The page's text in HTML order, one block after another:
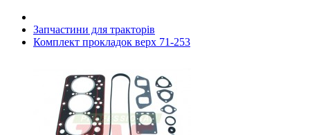
Запчастини для тракторів
Комплект прокладок верх 71-253